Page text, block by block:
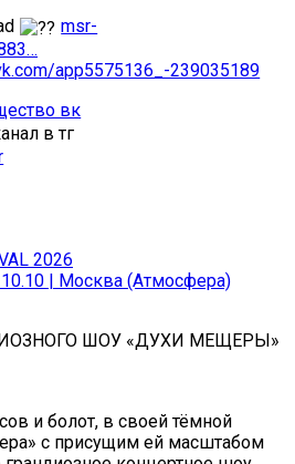
msr-
app5575136_-239035189
вк
в тг
| Москва (Атмосфера)
ШОУ «ДУХИ МЕЩЕРЫ»
и болот, в своей тёмной
с присущим ей масштабом